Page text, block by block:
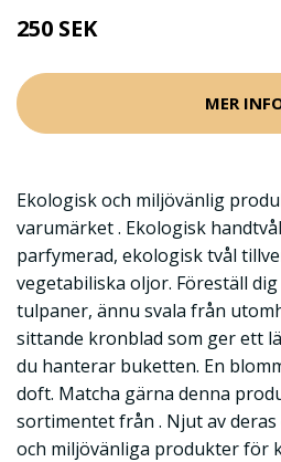
250 SEK
MER
Ekologisk och miljövänlig
varumärket . Ekologisk
parfymerad, ekologisk tvål
vegetabiliska oljor. Föreställ
tulpaner, ännu svala från
sittande kronblad som ger ett
du hanterar buketten. En
doft. Matcha gärna denna
sortimentet från . Njut av
och miljövänliga produkter för